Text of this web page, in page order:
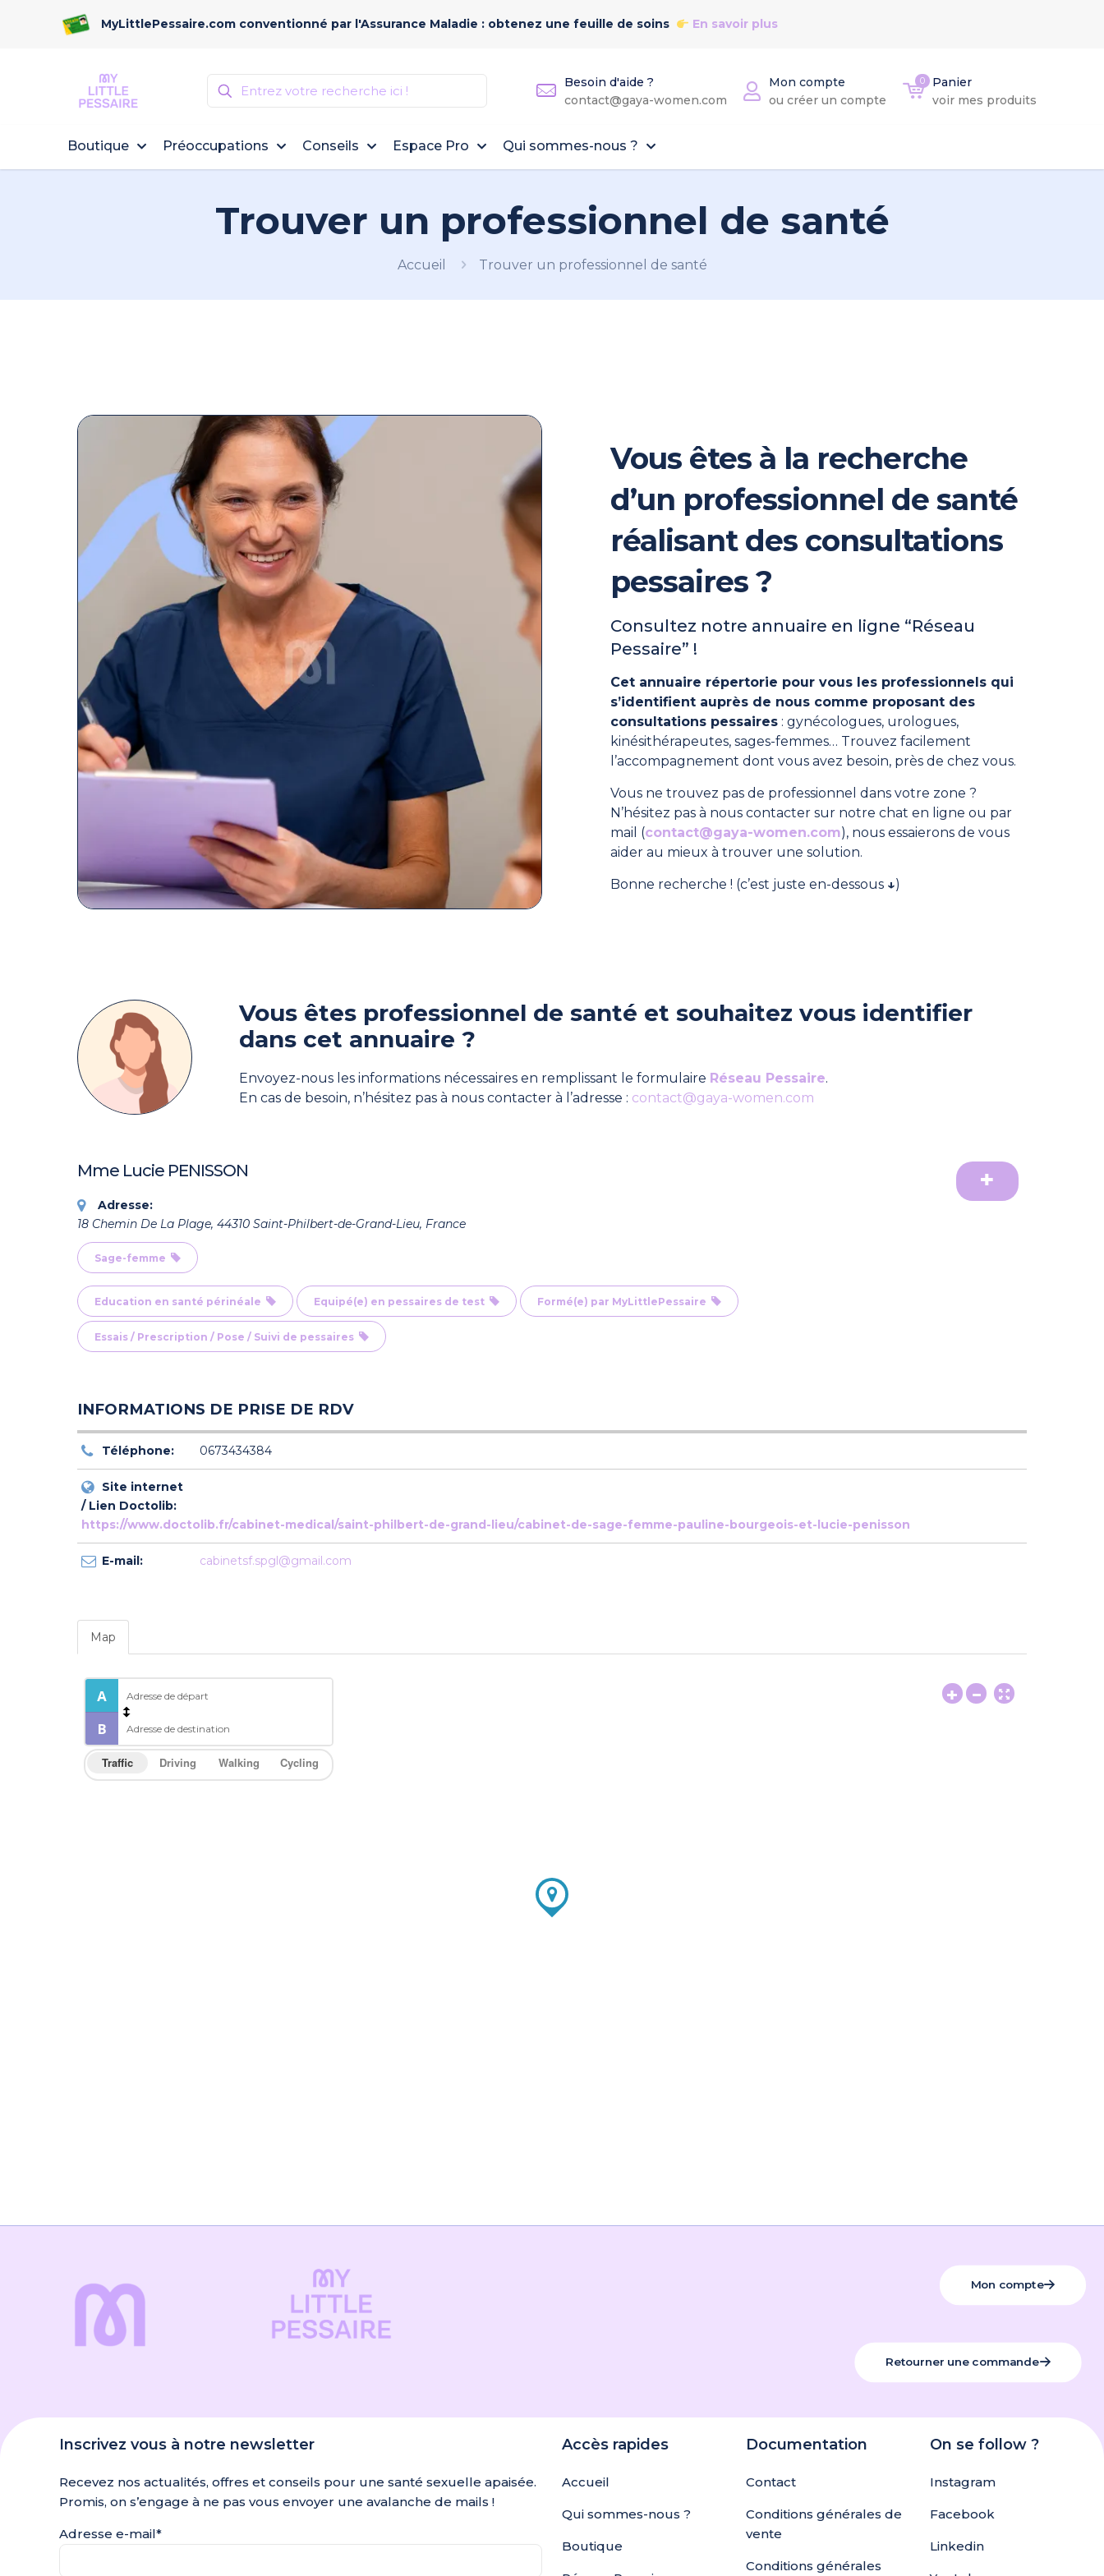
MyLittlePessaire.com conventionné par l'Assurance Maladie : obtenez une feuille de soins En savoir plus
Besoin d'aide ?
contact@gaya-women.com
Mon compte
ou créer un compte
0
Panier
voir mes produits
Boutique Préoccupations Conseils Espace Pro Qui sommes-nous ?
Trouver un professionnel de santé
Accueil Trouver un professionnel de santé
Vous êtes à la recherche
d’un professionnel de santé
réalisant des consultations
pessaires ?
Consultez notre annuaire en ligne “Réseau
Pessaire” !
Cet annuaire répertorie pour vous les professionnels qui
s’identifient auprès de nous comme proposant des
consultations pessaires : gynécologues, urologues,
kinésithérapeutes, sages-femmes… Trouvez facilement
l’accompagnement dont vous avez besoin, près de chez vous.
Vous ne trouvez pas de professionnel dans votre zone ?
N’hésitez pas à nous contacter sur notre chat en ligne ou par
mail (contact@gaya-women.com), nous essaierons de vous
aider au mieux à trouver une solution.
Bonne recherche ! (c’est juste en-dessous ↓)
Vous êtes professionnel de santé et souhaitez vous identifier
dans cet annuaire ?
Envoyez-nous les informations nécessaires en remplissant le formulaire Réseau Pessaire.
En cas de besoin, n’hésitez pas à nous contacter à l’adresse : contact@gaya-women.com
Mme Lucie PENISSON
Adresse:
18 Chemin De La Plage, 44310 Saint-Philbert-de-Grand-Lieu, France
Sage-femme
Education en santé périnéale Equipé(e) en pessaires de test Formé(e) par MyLittlePessaire
Essais / Prescription / Pose / Suivi de pessaires
INFORMATIONS DE PRISE DE RDV
Téléphone: 0673434384
Site internet
/ Lien Doctolib:
https://www.doctolib.fr/cabinet-medical/saint-philbert-de-grand-lieu/cabinet-de-sage-femme-pauline-bourgeois-et-lucie-penisson
E-mail: cabinetsf.spgl@gmail.com
Map
Traffic Driving Walking Cycling
Mon compte
Retourner une commande
Inscrivez vous à notre newsletter
Recevez nos actualités, offres et conseils pour une santé sexuelle apaisée.
Promis, on s’engage à ne pas vous envoyer une avalanche de mails !
Adresse e-mail*
Accès rapides
Accueil
Qui sommes-nous ?
Boutique
Documentation
Contact
Conditions générales de
vente
Conditions générales
On se follow ?
Instagram
Facebook
Linkedin